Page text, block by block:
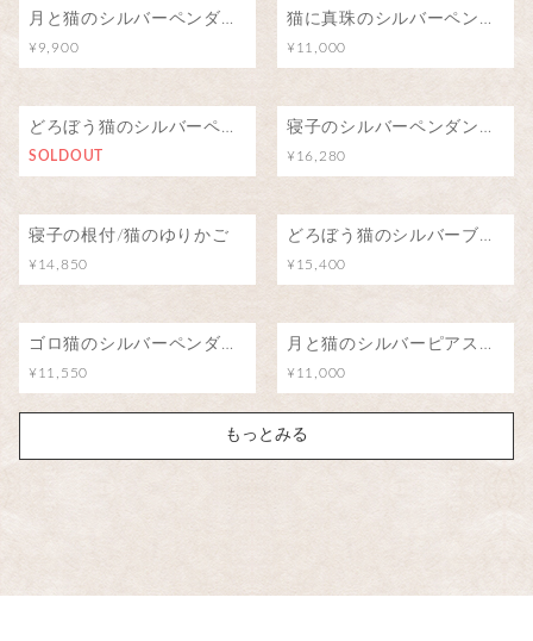
月と猫のシルバーペンダント（ロードライトガーネット）
¥9,900
猫に真珠のシルバーペンダント
¥11,000
どろぼう猫のシルバーペンダント
SOLDOUT
寝子のシルバーペンダント/猫のゆりかご
¥16,280
寝子の根付/猫のゆりかご
¥14,850
どろぼう猫のシルバーブローチ（ピンバッジ）
¥15,400
ゴロ猫のシルバーペンダント
¥11,550
月と猫のシルバーピアス（アイオライト）
¥11,000
もっとみる